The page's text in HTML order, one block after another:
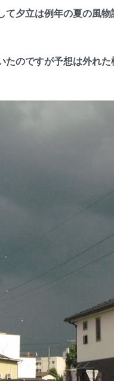
夕立は例年の夏の風物
のですが予想は外れ